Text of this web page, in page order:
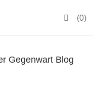
0
Gegenwart Blog